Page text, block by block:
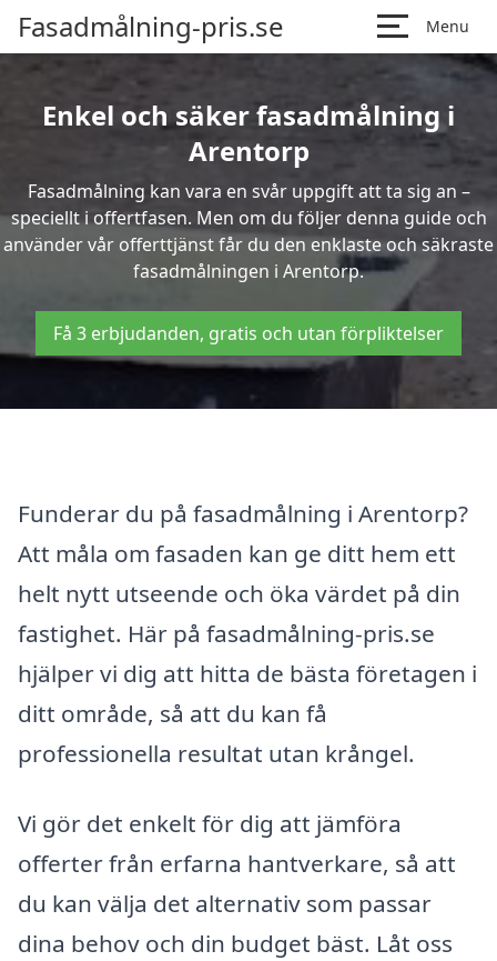
Fasadmålning-pris.se Menu
Enkel och säker fasadmålning i
Arentorp
Fasadmålning kan vara en svår uppgift att ta sig an –
speciellt i offertfasen. Men om du följer denna guide och
använder vår offerttjänst får du den enklaste och säkraste
fasadmålningen i Arentorp.
Få 3 erbjudanden, gratis och utan förpliktelser
Funderar du på fasadmålning i Arentorp?
Att måla om fasaden kan ge ditt hem ett
helt nytt utseende och öka värdet på din
fastighet. Här på fasadmålning-pris.se
hjälper vi dig att hitta de bästa företagen i
ditt område, så att du kan få
professionella resultat utan krångel.
Vi gör det enkelt för dig att jämföra
offerter från erfarna hantverkare, så att
du kan välja det alternativ som passar
dina behov och din budget bäst. Låt oss